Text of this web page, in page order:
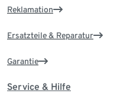
Reklamation
Ersatzteile & Reparatur
Garantie
Service & Hilfe